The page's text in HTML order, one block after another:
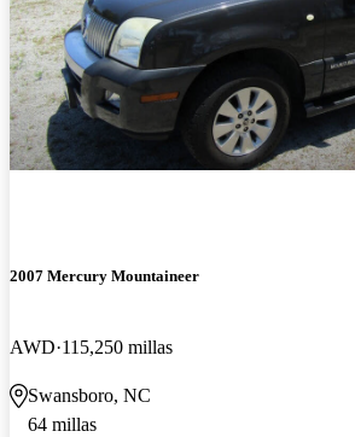
2007 Mercury Mountaineer
AWD 115,250 millas
Swansboro, NC
64 millas